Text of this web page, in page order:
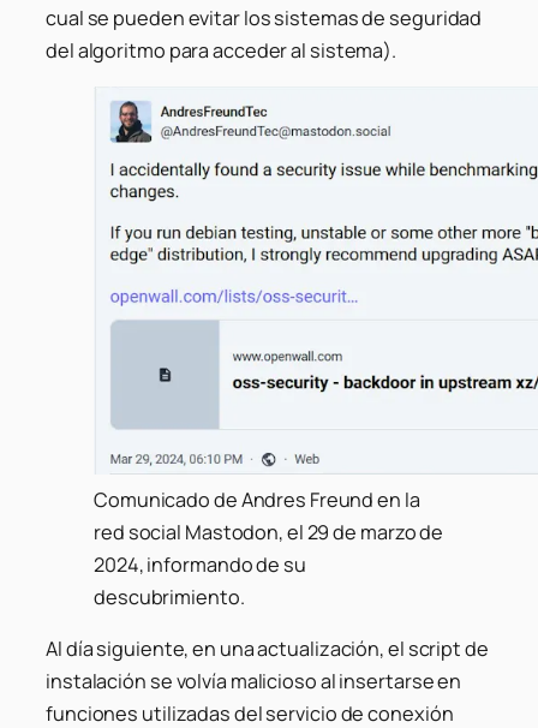
cual se pueden evitar los sistemas de seguridad
del algoritmo para acceder al sistema).
Comunicado de Andres Freund en la
red social Mastodon, el 29 de marzo de
2024, informando de su
descubrimiento.
Al día siguiente, en una actualización, el script de
instalación se volvía malicioso al insertarse en
funciones utilizadas del servicio de conexión